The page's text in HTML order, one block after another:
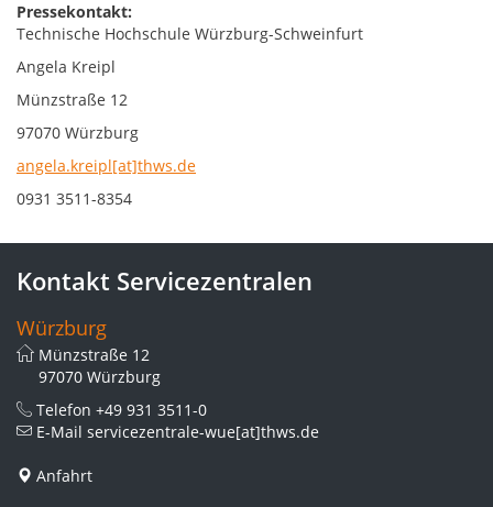
Pressekontakt:
Technische Hochschule Würzburg-Schweinfurt
Angela Kreipl
Münzstraße 12
97070 Würzburg
angela.kreipl[at]thws.de
0931 3511-8354
Kontakt Servicezentralen
Würzburg
Münzstraße 12
97070 Würzburg
Telefon +49 931 3511-0
E-Mail servicezentrale-wue[at]thws.de
Anfahrt